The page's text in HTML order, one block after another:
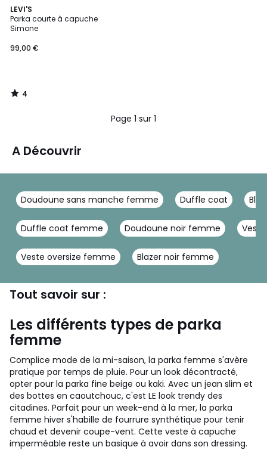
LEVI'S
Parka courte à capuche
Simone
99,00 €
4
/
5
4
/
Page 1 sur 1
A Découvrir
Doudoune sans manche femme Duffle coat
Duffle coat femme Doudoune noir femme
Veste oversize femme Blazer noir femme
Tout savoir sur :
Les différents types de parka
femme
Complice mode de la mi-saison, la parka femme s'avère
pratique par temps de pluie. Pour un look décontracté,
opter pour la parka fine beige ou kaki. Avec un jean slim et
des bottes en caoutchouc, c'est LE look trendy des
citadines. Parfait pour un week-end à la mer, la parka
femme hiver s'habille de fourrure synthétique pour tenir
chaud et devenir coupe-vent. Cette veste à capuche
imperméable reste un basique à avoir dans son dressing.